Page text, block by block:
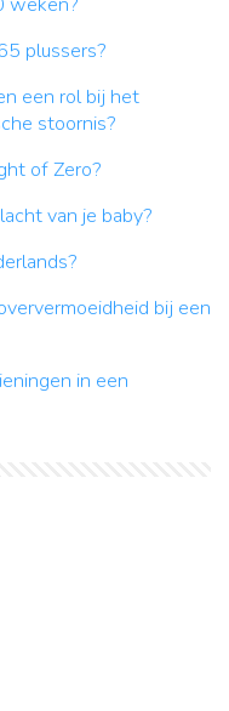
plussers?
een rol bij het
stoornis?
of Zero?
van je baby?
bij een
in een